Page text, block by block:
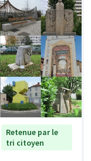
Retenue par le
tri citoyen